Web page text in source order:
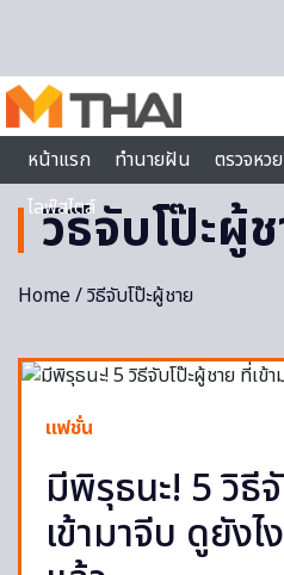
หน้าแรก
ทำนายฝัน ตรวจหวย
ไลฟ์สไตล์
วิธีจับโป๊ะผู้
Home/ วิธีจับโป๊ะผู้ชาย
แฟชั่น
มีพิรุธนะ! 5 วิธี
เข้ามาจีบ ดูยังไ